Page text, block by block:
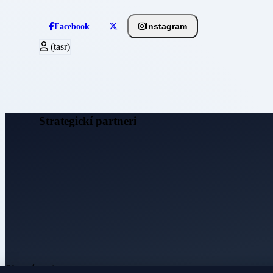
Facebook Instagram
(tasr)
Strategickí partneri
Obecné noviny